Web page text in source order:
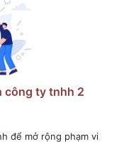
công ty tnhh 2
để mở rộng phạm vi